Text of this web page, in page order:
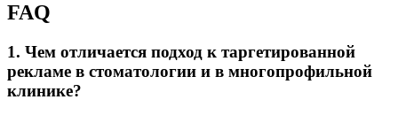
FAQ
1. Чем отличается подход к таргетированной
рекламе в стоматологии и в многопрофильной
клинике?